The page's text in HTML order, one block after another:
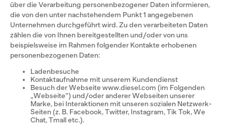
über die Verarbeitung personenbezogener Daten informieren,
die von den unter nachstehendem Punkt 1 angegebenen
Unternehmen durchgeführt wird. Zu den verarbeiteten Daten
zählen die von Ihnen bereitgestellten und/oder von uns
beispielsweise im Rahmen folgender Kontakte erhobenen
personenbezogenen Daten:
Ladenbesuche
Kontaktaufnahme mit unserem Kundendienst
Besuch der Webseite www.diesel.com (im Folgenden
„Webseite“) und/oder anderer Webseiten unserer
Marke, bei Interaktionen mit unseren sozialen Netzwerk-
Seiten (z. B. Facebook, Twitter, Instagram, Tik Tok, We
Chat, Tmall etc.).